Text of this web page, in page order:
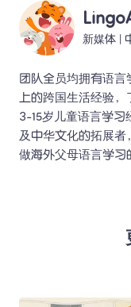
新媒体
团队全员均拥有语言
上的跨国生活经验，
3-15岁儿童语言学习
及中华文化的拓展者
做海外父母语言学习